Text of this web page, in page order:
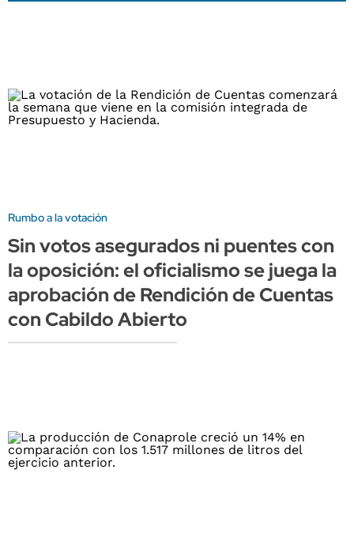
Rumbo a la votación
Sin votos asegurados ni puentes con
la oposición: el oficialismo se juega la
aprobación de Rendición de Cuentas
con Cabildo Abierto